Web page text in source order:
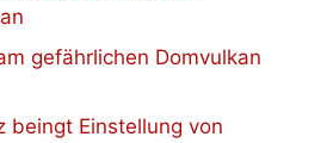
gefährlichen Domvulkan
beingt Einstellung von